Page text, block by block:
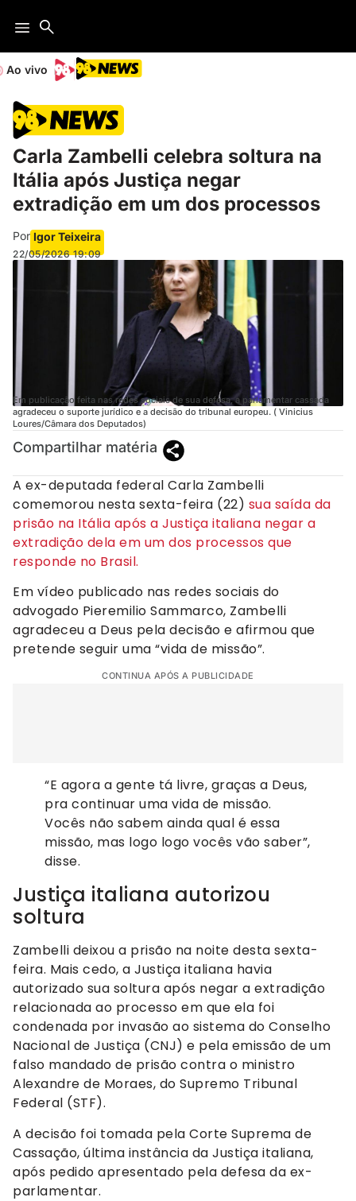
Ao vivo
Carla Zambelli celebra soltura na
Itália após Justiça negar
extradição em um dos processos
Por Igor Teixeira
22/05/2026 19:09
Em publicação feita nas redes sociais de sua defesa, a parlamentar cassada
agradeceu o suporte jurídico e a decisão do tribunal europeu. ( Vinicius
Loures/Câmara dos Deputados)
Compartilhar matéria
A ex-deputada federal Carla Zambelli
comemorou nesta sexta-feira (22) sua saída da
prisão na Itália após a Justiça italiana negar a
extradição dela em um dos processos que
responde no Brasil.
Em vídeo publicado nas redes sociais do
advogado Pieremilio Sammarco, Zambelli
agradeceu a Deus pela decisão e afirmou que
pretende seguir uma “vida de missão”.
CONTINUA APÓS A PUBLICIDADE
“E agora a gente tá livre, graças a Deus,
pra continuar uma vida de missão.
Vocês não sabem ainda qual é essa
missão, mas logo logo vocês vão saber”,
disse.
Justiça italiana autorizou
soltura
Zambelli deixou a prisão na noite desta sexta-
feira. Mais cedo, a Justiça italiana havia
autorizado sua soltura após negar a extradição
relacionada ao processo em que ela foi
condenada por invasão ao sistema do Conselho
Nacional de Justiça (CNJ) e pela emissão de um
falso mandado de prisão contra o ministro
Alexandre de Moraes, do Supremo Tribunal
Federal (STF).
A decisão foi tomada pela Corte Suprema de
Cassação, última instância da Justiça italiana,
após pedido apresentado pela defesa da ex-
parlamentar.